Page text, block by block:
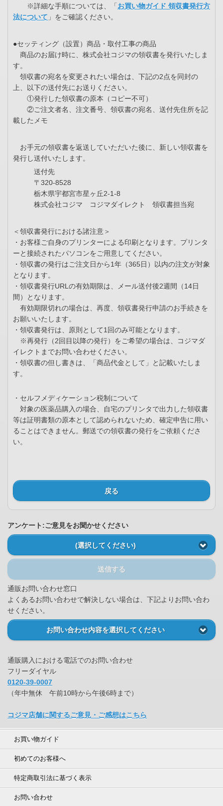
※詳細な手順については、「 お買い物ガイド 領収書発行方
法について 」をご確認ください。
●セッティング（設置）商品・取付工事の商品
商品のお届け時に、株式会社コジマの領収書を発行いたしま
す。
領収書の宛名を変更されたい場合は、下記の2点を同封の
上、以下の送付先にお送りください。
①発行した領収書の原本（コピー不可）
②ご注文者名、注文番号、領収書の宛名、送付先住所を記
載したメモ
お手元の領収書を返送していただいた後に、新しい領収書を
発行し送付いたします。
送付先
〒320-8528
栃木県宇都宮市星ヶ丘2-1-8
株式会社コジマ コジマダイレクト 領収書担当宛
＜領収書発行における諸注意＞
・お客様ご自身のプリンターによる印刷となります。プリンタ
ーと接続されたパソコンをご用意してください。
・領収書の発行はご注文日から1年（365日）以内の注文が対象
となります。
・領収書発行URLの有効期限は、メール送付後2週間（14日
間）となります。
有効期限切れの場合は、再度、領収書発行申請のお手続きを
お願いいたします。
・領収書発行は、原則として1回のみ可能となります。
※再発行（2回目以降の発行）をご希望の場合は、コジマダ
イレクトまでお問い合わせください。
・領収書の但し書きは、「商品代金として」と記載いたしま
す。
・セルフメディケーション税制について
対象の医薬品購入の場合、自宅のプリンタで出力した領収書
等は証明書類の原本として認められないため、確定申告に用い
ることはできません。郵送での領収書の発行をご依頼くださ
い。
戻る
アンケート:ご意見をお聞かせください
(選択してください)
送信する
通販お問い合わせ窓口
よくあるお問い合わせで解決しない場合は、下記よりお問い合わ
せください。
お問い合わせ内容を選択してください
通販購入における電話でのお問い合わせ
フリーダイヤル
0120-39-0007
（年中無休 午前10時から午後6時まで）
コジマ店舗に関するご意見・ご感想はこちら
お買い物ガイド
初めてのお客様へ
特定商取引法に基づく表示
お問い合わせ